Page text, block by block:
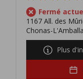
Fermé
1167 All. des
Chonas-
Plus